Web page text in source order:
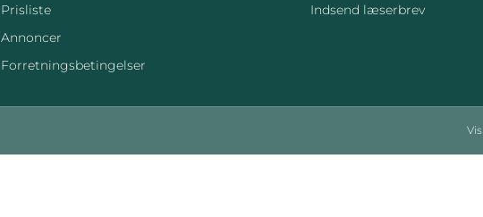
Prisliste
Annoncer
Forretningsbetingelser
Indsend læserbrev